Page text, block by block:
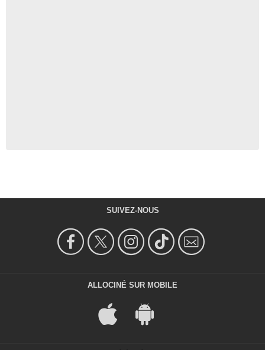
SUIVEZ-NOUS
ALLOCINÉ SUR MOBILE